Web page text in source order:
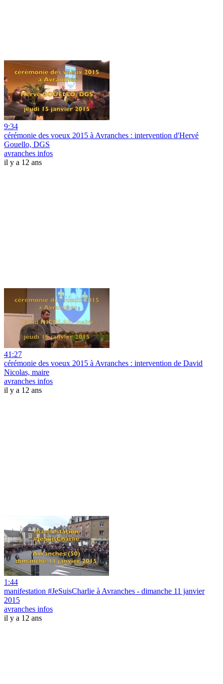
9:34
cérémonie des voeux 2015 à Avranches : intervention d'Hervé
Gouello, DGS
avranches infos
il y a 12 ans
41:27
cérémonie des voeux 2015 à Avranches : intervention de David
Nicolas, maire
avranches infos
il y a 12 ans
1:44
manifestation #JeSuisCharlie à Avranches - dimanche 11 janvier
2015
avranches infos
il y a 12 ans